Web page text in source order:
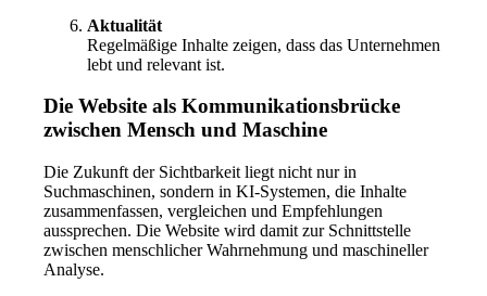
Aktualität
Regelmäßige Inhalte zeigen, dass das Unternehmen
lebt und relevant ist.
Die Website als Kommunikationsbrücke
zwischen Mensch und Maschine
Die Zukunft der Sichtbarkeit liegt nicht nur in
Suchmaschinen, sondern in KI-Systemen, die Inhalte
zusammenfassen, vergleichen und Empfehlungen
aussprechen. Die Website wird damit zur Schnittstelle
zwischen menschlicher Wahrnehmung und maschineller
Analyse.